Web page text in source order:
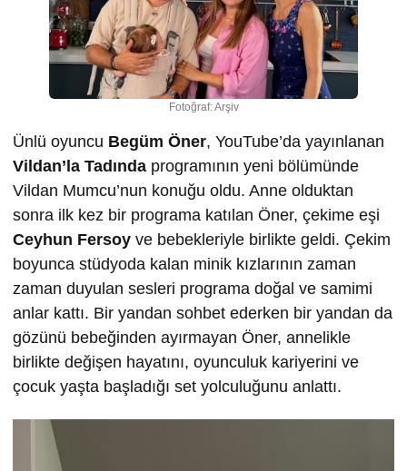
Fotoğraf: Arşiv
Ünlü oyuncu Begüm Öner, YouTube’da yayınlanan
Vildan’la Tadında programının yeni bölümünde
Vildan Mumcu’nun konuğu oldu. Anne olduktan
sonra ilk kez bir programa katılan Öner, çekime eşi
Ceyhun Fersoy ve bebekleriyle birlikte geldi. Çekim
boyunca stüdyoda kalan minik kızlarının zaman
zaman duyulan sesleri programa doğal ve samimi
anlar kattı. Bir yandan sohbet ederken bir yandan da
gözünü bebeğinden ayırmayan Öner, annelikle
birlikte değişen hayatını, oyunculuk kariyerini ve
çocuk yaşta başladığı set yolculuğunu anlattı.